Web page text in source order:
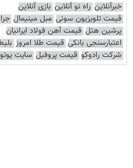
خبرآنلاین راه نو آنلاین بازی آنلاین
قیمت تلویزیون سونی مبل مینیمال
پرشین هتل قیمت آهن فولاد ایرانیان
اعتبارسنجی بانکی قیمت طلا امروز
شرکت رادوکو قیمت پروفیل سایت